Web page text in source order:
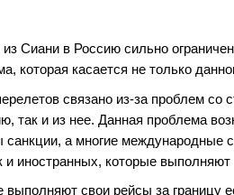
Сиани в Россию сильно
которая касается не только
связано из-за проблем со
так и из нее. Данная проблема
а многие международные
и иностранных, которые
свои рейсы за границу